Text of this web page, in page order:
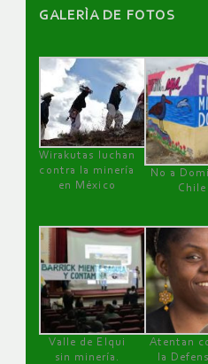
GALERÌA DE FOTOS
Wirakutas luchan
contra la minería
en México
No a
Chile
Valle de Elqui
sin minería.
Atentan
la